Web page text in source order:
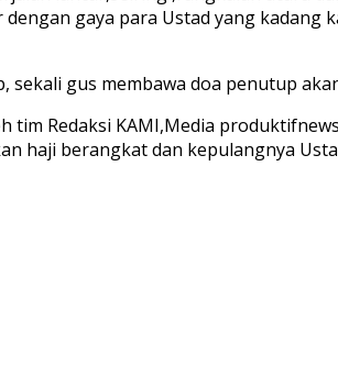
gaya para Ustad yang
gus membawa doa penutup
Redaksi KAMI,Media
haji berangkat dan kepulangnya